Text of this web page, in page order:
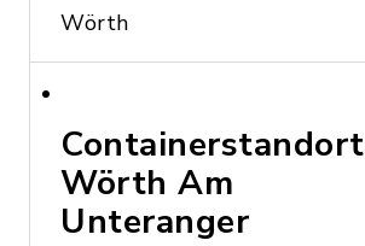
Wörth
Containerstandort
Wörth Am
Unteranger